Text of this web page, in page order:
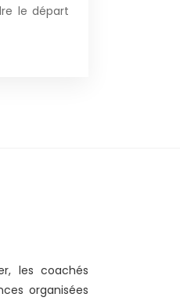
le départ
les coachés
organisées